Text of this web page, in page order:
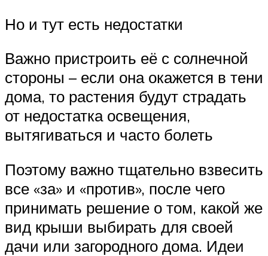
Но и тут есть недостатки
Важно пристроить её с солнечной
стороны – если она окажется в тени
дома, то растения будут страдать
от недостатка освещения,
вытягиваться и часто болеть
Поэтому важно тщательно взвесить
все «за» и «против», после чего
принимать решение о том, какой же
вид крыши выбирать для своей
дачи или загородного дома. Идеи